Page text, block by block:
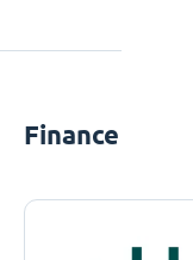
Finance